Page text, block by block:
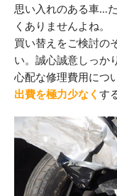
思い入れのある車…
くありませんよね。
買い替えをご検討の
い。誠心誠意しっか
心配な修理費用につ
出費を極力少なく す